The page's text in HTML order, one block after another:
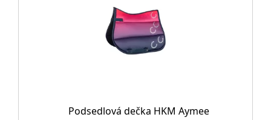
Podsedlová dečka HKM Aymee